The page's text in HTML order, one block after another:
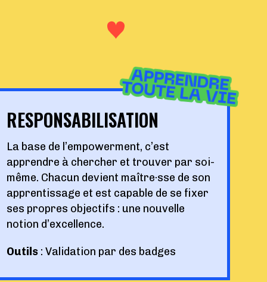
RESPONSABILISATION
La base de l’empowerment, c’est
apprendre à chercher et trouver par soi-
même. Chacun devient maître·sse de son
apprentissage et est capable de se fixer
ses propres objectifs : une nouvelle
notion d’excellence.
Outils : Validation par des badges